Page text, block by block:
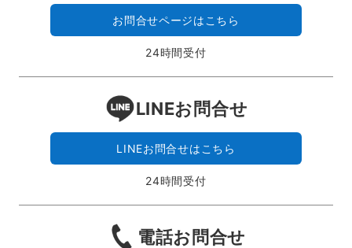
お問合せページはこちら
24時間受付
LINEお問合せ
LINEお問合せはこちら
24時間受付
電話お問合せ